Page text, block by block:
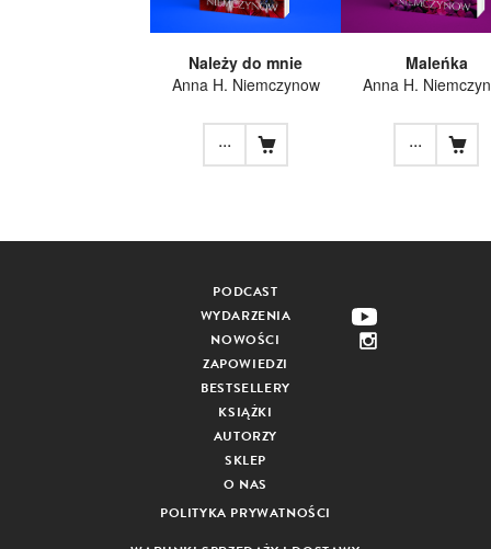
Należy do mnie
Anna H. Niemczynow
...
Maleńka
Anna H.
...
PODCAST
WYDARZENIA
NOWOŚCI
ZAPOWIEDZI
BESTSELLERY
KSIĄŻKI
AUTORZY
SKLEP
O NAS
POLITYKA PRYWATNOŚCI